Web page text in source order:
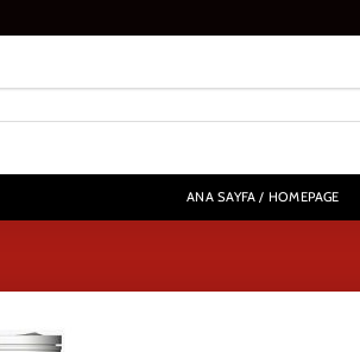
ANA SAYFA / HOMEPAGE